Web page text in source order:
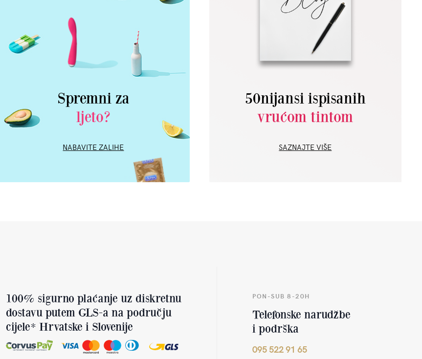
Spremni za
ljeto?
NABAVITE ZALIHE
50nijansi ispisanih
vrućom tintom
SAZNAJTE VIŠE
100% sigurno plaćanje uz diskretnu
dostavu putem GLS-a na području
cijele* Hrvatske i Slovenije
PON-SUB 8-20H
Telefonske narudžbe
i podrška
095 522 91 65